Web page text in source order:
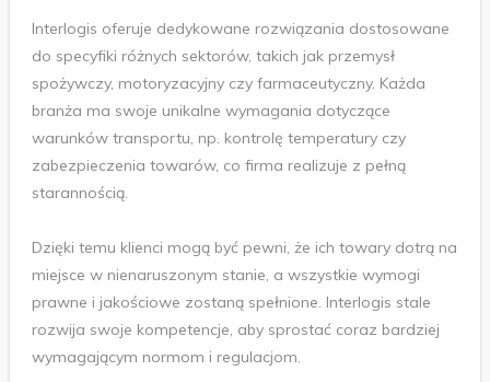
Interlogis oferuje dedykowane rozwiązania dostosowane
do specyfiki różnych sektorów, takich jak przemysł
spożywczy, motoryzacyjny czy farmaceutyczny. Każda
branża ma swoje unikalne wymagania dotyczące
warunków transportu, np. kontrolę temperatury czy
zabezpieczenia towarów, co firma realizuje z pełną
starannością.
Dzięki temu klienci mogą być pewni, że ich towary dotrą na
miejsce w nienaruszonym stanie, a wszystkie wymogi
prawne i jakościowe zostaną spełnione. Interlogis stale
rozwija swoje kompetencje, aby sprostać coraz bardziej
wymagającym normom i regulacjom.